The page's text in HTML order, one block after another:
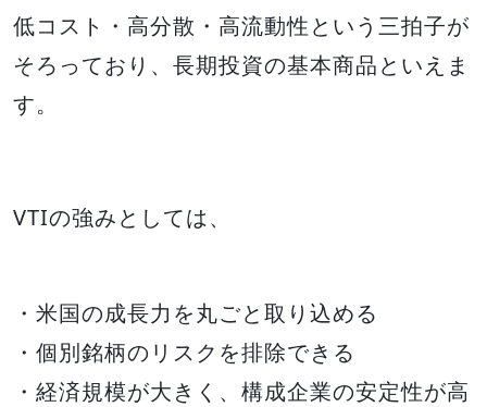
低コスト・高分散・高流動性という三拍子が
そろっており、長期投資の基本商品といえま
す。
VTIの強みとしては、
・米国の成長力を丸ごと取り込める
・個別銘柄のリスクを排除できる
・経済規模が大きく、構成企業の安定性が高